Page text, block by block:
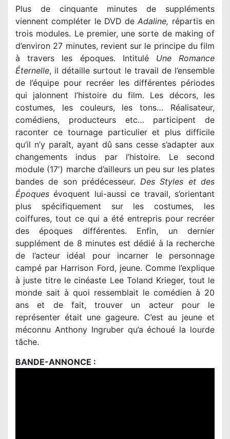
Plus de cinquante minutes de suppléments
viennent compléter le DVD deAdaline, répartis en
trois modules. Le premier, une sorte de making of
d’environ 27 minutes, revient sur le principe du film
à travers les époques. Intitulé Une Romance
Éternelle, il détaille surtout le travail de l’ensemble
de l’équipe pour recréer les différentes périodes
qui jalonnent l’histoire du film. Les décors, les
costumes, les couleurs, les tons… Réalisateur,
comédiens, producteurs etc… participent de
raconter ce tournage particulier et plus difficile
qu’il n’y paraît, ayant dû sans cesse s’adapter aux
changements indus par l’histoire. Le second
module (17′) marche d’ailleurs un peu sur les plates
bandes de son prédécesseur.Des Styles et des
Époques évoquent lui-aussi ce travail, s’orientant
plus spécifiquement sur les costumes, les
coiffures, tout ce qui a été entrepris pour recréer
des époques différentes. Enfin, un dernier
supplément de 8 minutes est dédié à la recherche
de l’acteur idéal pour incarner le personnage
campé par Harrison Ford, jeune. Comme l’explique
à juste titre le cinéaste Lee Toland Krieger, tout le
monde sait à quoi ressemblait le comédien à 20
ans et de fait, trouver un acteur pour le
représenter était une gageure. C’est au jeune et
méconnu Anthony Ingruber qu’a échoué la lourde
tâche.
BANDE-ANNONCE :